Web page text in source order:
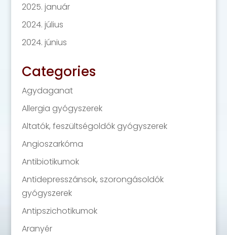
2025. január
2024. július
2024. június
Categories
Agydaganat
Allergia gyógyszerek
Altatók, feszültségoldók gyógyszerek
Angioszarkóma
Antibiotikumok
Antidepresszánsok, szorongásoldók
gyógyszerek
Antipszichotikumok
Aranyér